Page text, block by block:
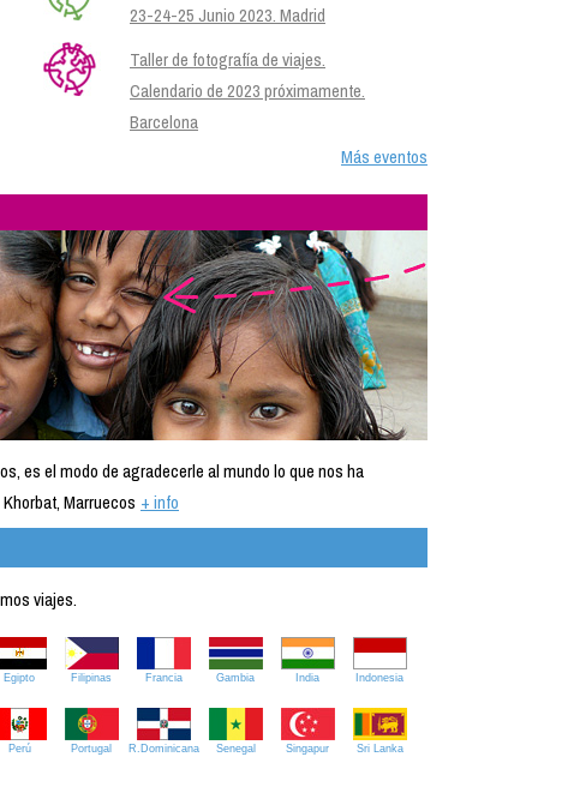
23-24-25 Junio 2023. Madrid
Taller de fotografía de viajes.
Calendario de 2023 próximamente.
Barcelona
Más eventos
es el modo de agradecerle al mundo lo que nos ha
Marruecos + info
viajes.
Egipto Filipinas Francia Gambia India Indonesia
Perú Portugal R.Dominicana Senegal Singapur Sri Lanka